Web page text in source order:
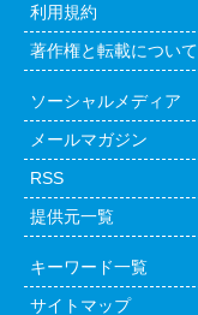
利用規約
著作権と転載について
ソーシャルメディア
メールマガジン
RSS
提供元一覧
キーワード一覧
サイトマップ